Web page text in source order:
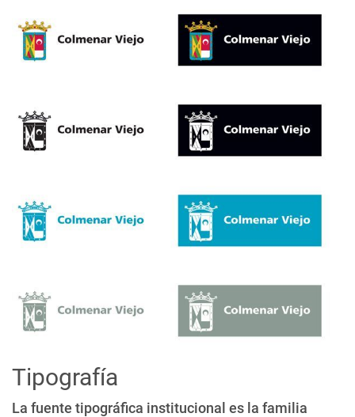
Tipografía
La fuente tipográfica institucional es la familia